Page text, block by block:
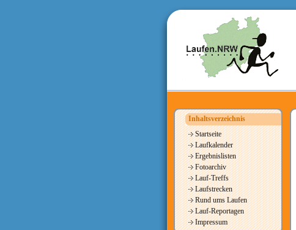
Inhaltsverzeichnis
Startseite
Laufkalender
Ergebnislisten
Fotoarchiv
Lauf-Treffs
Laufstrecken
Rund ums Laufen
Lauf-Reportagen
Impressum